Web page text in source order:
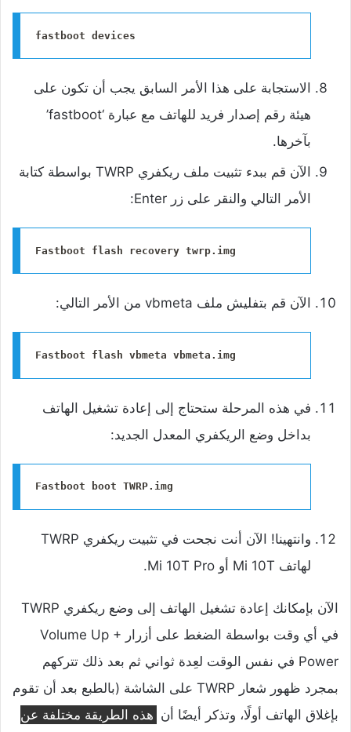
fastboot devices
الاستجابة على هذا الأمر السابق يجب أن تكون على
هيئة رقم إصدار فريد للهاتف مع عبارة ‘fastboot’
بآخرها.
الآن قم ببدء تثبيت ملف ريكفري TWRP بواسطة كتابة
الأمر التالي والنقر على زر Enter:
Fastboot flash recovery twrp.img
الآن قم بتفليش ملف vbmeta من الأمر التالي:
Fastboot flash vbmeta vbmeta.img
في هذه المرحلة ستحتاج إلى إعادة تشغيل الهاتف
بداخل وضع الريكفري المعدل الجديد:
Fastboot boot TWRP.img
وانتهينا! الآن أنت نجحت في تثبيت ريكفري TWRP
لهاتف Mi 10T أو Mi 10T Pro.
الآن بإمكانك إعادة تشغيل الهاتف إلى وضع ريكفري TWRP
في أي وقت بواسطة الضغط على أزرار Volume Up +
Power في نفس الوقت لعِدة ثواني ثم بعد ذلك تتركهم
بمجرد ظهور شعار TWRP على الشاشة (بالطبع بعد أن تقوم
بإغلاق الهاتف أولًا، وتذكر أيضًا أن هذه الطريقة مختلفة عن